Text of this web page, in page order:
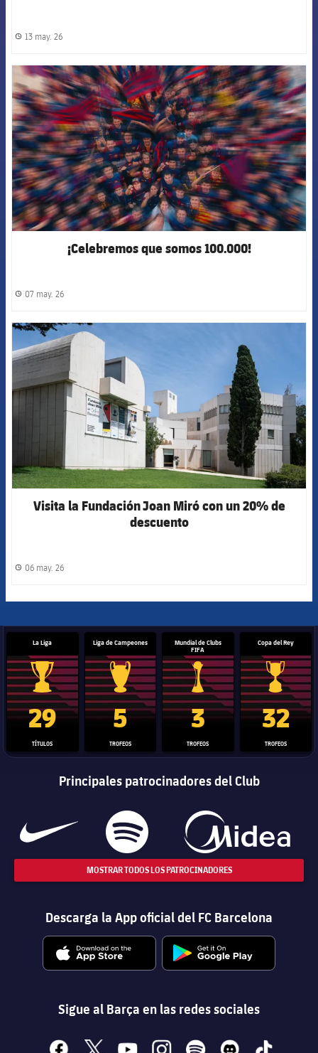
label.share.clock
13 may. 26
FCB Barcelona badge
¡Celebremos que somos 100.000!
label.share.clock
07 may. 26
Visita la Fundación Joan Miró con un 20% de
descuento
label.share.clock
06 may. 26
La Liga
Trofeo de La Liga
29
TÍTULOS
Liga de Campeones
Trofeo de la Liga de Campeones
5
TROFEOS
Mundial de Clubs
FIFA
Trofeo del Mundial de
3
TROFEOS
Copa del Rey
Copa del
32
TROFEOS
Principales patrocinadores del Club
MOSTRAR TODOS LOS PATROCINADORES
Descarga la App oficial del FC Barcelona
Sigue al Barça en las redes sociales
facebook
x youtubeinstagramspotify discord tiktok